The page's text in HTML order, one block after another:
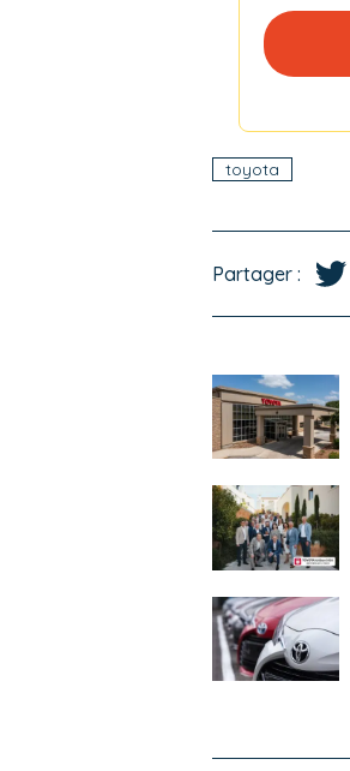
toyota
Partager :